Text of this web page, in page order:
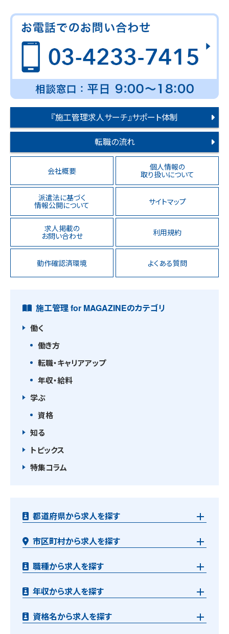
『施工管理求人サーチ』サポート体制
転職の流れ
会社概要 個人情報の
取り扱いについて
派遣法に基づく
情報公開について サイトマップ
求人掲載の
お問い合わせ 利用規約
動作確認済環境 よくある質問
施工管理 for MAGAZINEのカテゴリ
働く
働き方
転職・キャリアアップ
年収・給料
学ぶ
資格
知る
トピックス
特集コラム
都道府県から求人を探す
市区町村から求人を探す
職種から求人を探す
年収から求人を探す
資格名から求人を探す